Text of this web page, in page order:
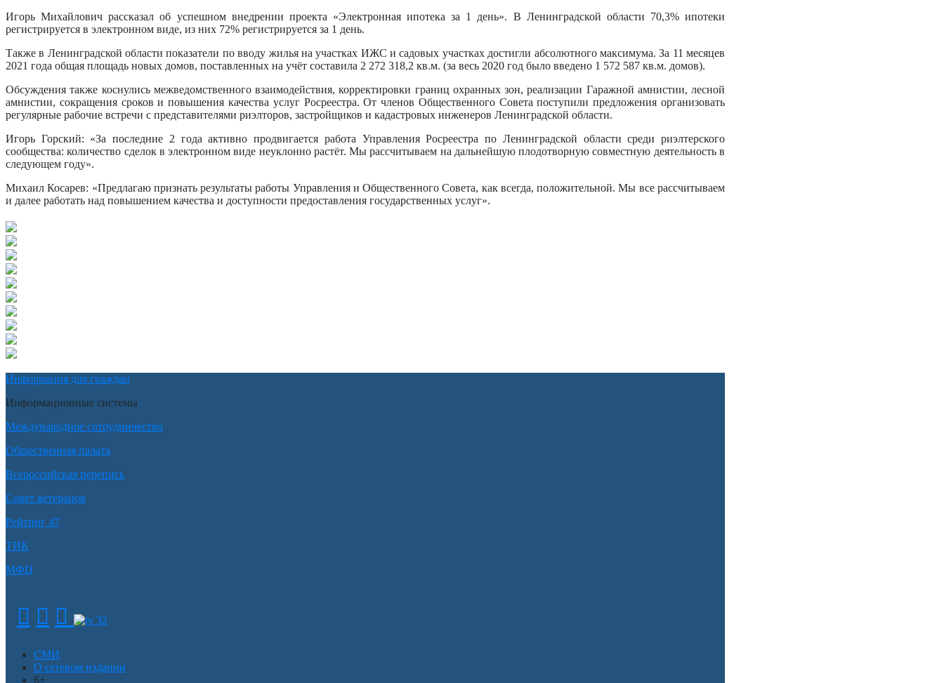
Игорь Михайлович рассказал об успешном внедрении проекта «Электронная ипотека за 1 день». В Ленинградской области 70,3% ипотеки
регистрируется в электронном виде, из них 72% регистрируется за 1 день.
Также в Ленинградской области показатели по вводу жилья на участках ИЖС и садовых участках достигли абсолютного максимума. За 11 месяцев
2021 года общая площадь новых домов, поставленных на учёт составила 2 272 318,2 кв.м. (за весь 2020 год было введено 1 572 587 кв.м. домов).
Обсуждения также коснулись межведомственного взаимодействия, корректировки границ охранных зон, реализации Гаражной амнистии, лесной
амнистии, сокращения сроков и повышения качества услуг Росреестра. От членов Общественного Совета поступили предложения организовать
регулярные рабочие встречи с представителями риэлторов, застройщиков и кадастровых инженеров Ленинградской области.
Игорь Горский: «За последние 2 года активно продвигается работа Управления Росреестра по Ленинградской области среди риэлтерского
сообщества: количество сделок в электронном виде неуклонно растёт. Мы рассчитываем на дальнейшую плодотворную совместную деятельность в
следующем году».
Михаил Косарев: «Предлагаю признать результаты работы Управления и Общественного Совета, как всегда, положительной. Мы все рассчитываем
и далее работать над повышением качества и доступности предоставления государственных услуг».
Информация для граждан
Информационные системы
Международное сотрудничество
Общественная палата
Всероссийская перепись
Совет ветеранов
Рейтинг 47
ТИК
МФЦ
СМИ
О сетевом издании
6+